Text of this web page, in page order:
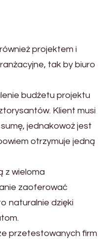
projektem i
tak by biuro
budżetu projektu
Klient musi
jednakowoż jest
otrzymuje jedną
z wieloma
zaoferować
naturalnie dzięki
przetestowanych firm